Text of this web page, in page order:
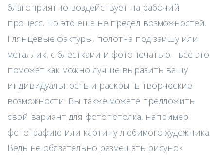
благоприятно воздействует на рабочий
процесс. Но это еще не предел возможностей.
Глянцевые фактуры, полотна под замшу или
металлик, с блестками и фотопечатью - все это
поможет как можно лучше выразить вашу
индивидуальность и раскрыть творческие
возможности. Вы также можете предложить
свой вариант для фотопотолка, например
фотографию или картину любимого художника.
Ведь не обязательно размещать рисунок